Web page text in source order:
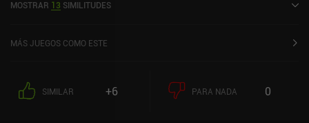
lanzó en junio de 2024 y tiene actualmente una puntuación de 4,2
MOSTRAR 13 SIMILITUDES
MÁS JUEGOS COMO ESTE
SIMILAR +6 PARA NADA 0